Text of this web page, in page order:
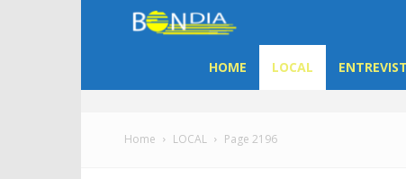
Dia
HOME LOCAL
Home LOCAL Page 2196